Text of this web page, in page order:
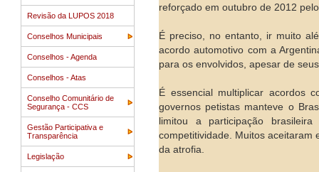
Revisão da LUPOS 2018
Conselhos Municipais
Conselhos - Agenda
Conselhos - Atas
Conselho Comunitário de
Segurança - CCS
Gestão Participativa e
Transparência
Legislação
reforçado em outubro de 2012
É preciso, no entanto, ir muito
acordo automotivo com a
para os envolvidos, apesar de
É essencial multiplicar acordos
governos petistas manteve o
limitou a participação
competitividade. Muitos aceitaram
da atrofia.